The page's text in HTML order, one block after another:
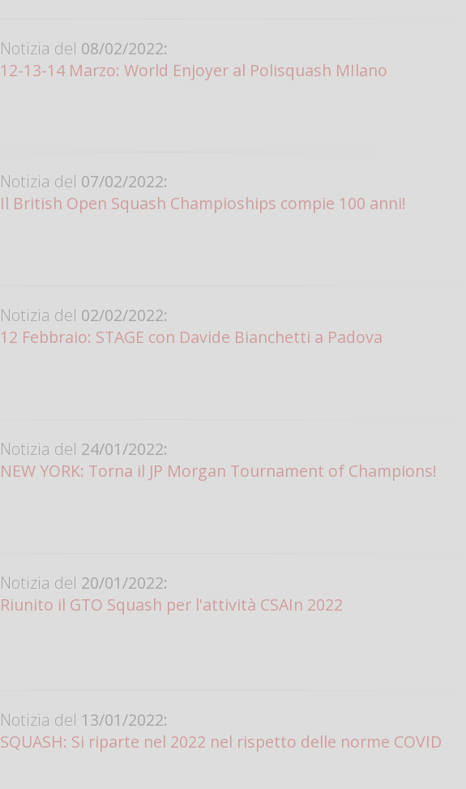
Notizia del 08/02/2022:
12-13-14 Marzo: World Enjoyer al Polisquash MIlano
Notizia del 07/02/2022:
Il British Open Squash Champioships compie 100 anni!
Notizia del 02/02/2022:
12 Febbraio: STAGE con Davide Bianchetti a Padova
Notizia del 24/01/2022:
NEW YORK: Torna il JP Morgan Tournament of Champions!
Notizia del 20/01/2022:
Riunito il GTO Squash per l'attività CSAIn 2022
Notizia del 13/01/2022:
SQUASH: Si riparte nel 2022 nel rispetto delle norme COVID